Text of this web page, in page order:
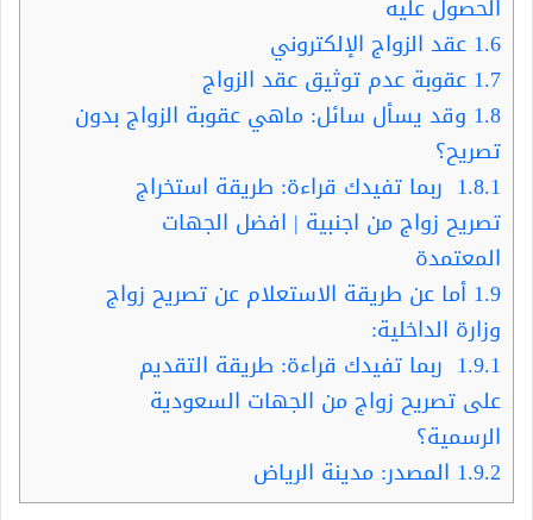
الحصول عليه
1.6 عقد الزواج الإلكتروني
1.7 عقوبة عدم توثيق عقد الزواج
1.8 وقد يسأل سائل: ماهي عقوبة الزواج بدون
تصريح؟
1.8.1 ربما تفيدك قراءة: طريقة استخراج
تصريح زواج من اجنبية | افضل الجهات
المعتمدة
1.9 أما عن طريقة الاستعلام عن تصريح زواج
وزارة الداخلية:
1.9.1 ربما تفيدك قراءة: طريقة التقديم
على تصريح زواج من الجهات السعودية
الرسمية؟
1.9.2 المصدر: مدينة الرياض